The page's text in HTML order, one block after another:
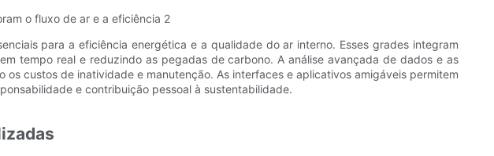
para a eficiência energética e a qualidade do ar interno. Esses grades integram
tempo real e reduzindo as pegadas de carbono. A análise avançada de dados e as
custos de inatividade e manutenção. As interfaces e aplicativos amigáveis ​​permitem
e contribuição pessoal à sustentabilidade.